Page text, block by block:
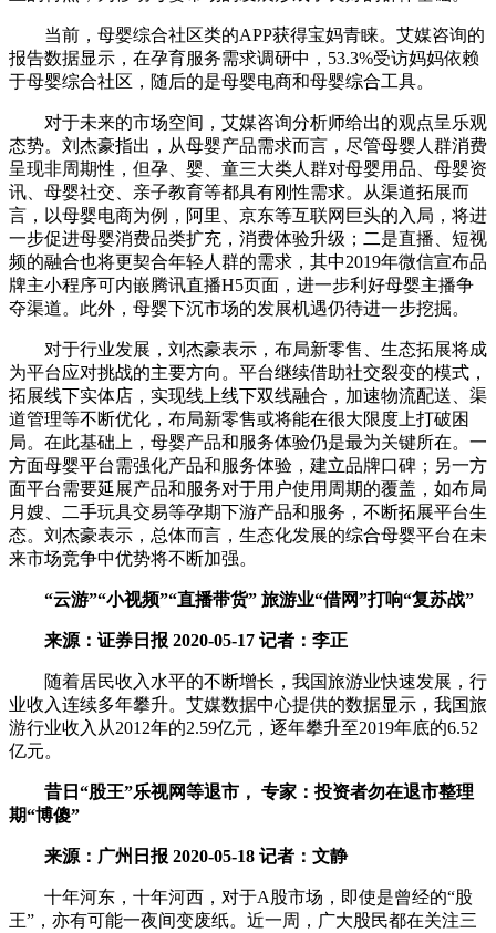
当前，母婴综合社区类的APP获得宝妈青睐。艾媒咨询的
报告数据显示，在孕育服务需求调研中，53.3%受访妈妈依赖
于母婴综合社区，随后的是母婴电商和母婴综合工具。
对于未来的市场空间，艾媒咨询分析师给出的观点呈乐观
态势。刘杰豪指出，从母婴产品需求而言，尽管母婴人群消费
呈现非周期性，但孕、婴、童三大类人群对母婴用品、母婴资
讯、母婴社交、亲子教育等都具有刚性需求。从渠道拓展而
言，以母婴电商为例，阿里、京东等互联网巨头的入局，将进
一步促进母婴消费品类扩充，消费体验升级；二是直播、短视
频的融合也将更契合年轻人群的需求，其中2019年微信宣布品
牌主小程序可内嵌腾讯直播H5页面，进一步利好母婴主播争
夺渠道。此外，母婴下沉市场的发展机遇仍待进一步挖掘。
对于行业发展，刘杰豪表示，布局新零售、生态拓展将成
为平台应对挑战的主要方向。平台继续借助社交裂变的模式，
拓展线下实体店，实现线上线下双线融合，加速物流配送、渠
道管理等不断优化，布局新零售或将能在很大限度上打破困
局。在此基础上，母婴产品和服务体验仍是最为关键所在。一
方面母婴平台需强化产品和服务体验，建立品牌口碑；另一方
面平台需要延展产品和服务对于用户使用周期的覆盖，如布局
月嫂、二手玩具交易等孕期下游产品和服务，不断拓展平台生
态。刘杰豪表示，总体而言，生态化发展的综合母婴平台在未
来市场竞争中优势将不断加强。
“云游”“小视频”“直播带货” 旅游业“借网”打响“复苏战”
来源：证券日报 2020-05-17 记者：李正
随着居民收入水平的不断增长，我国旅游业快速发展，行
业收入连续多年攀升。艾媒数据中心提供的数据显示，我国旅
游行业收入从2012年的2.59亿元，逐年攀升至2019年底的6.52
亿元。
昔日“股王”乐视网等退市， 专家：投资者勿在退市整理
期“博傻”
来源：广州日报 2020-05-18 记者：文静
十年河东，十年河西，对于A股市场，即使是曾经的“股
王”，亦有可能一夜间变废纸。近一周，广大股民都在关注三